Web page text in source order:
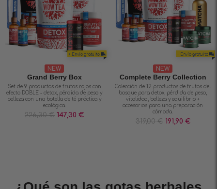
+ Envío gratuito
NEW
Grand Berry Box
Set de 9 productos de frutos rojos con
efecto DOBLE - detox, pérdida de peso y
belleza con una botella de té práctica y
ecológica.
226,30€ 147,30 €
+ Envío gratuito
NEW
Complete Berry Collection
Colección de 12 productos de frutos del
bosque para detox, pérdida de peso,
vitalidad, belleza y equilibrio +
accesorios para una preparación
cómoda.
319,00€ 191,90 €